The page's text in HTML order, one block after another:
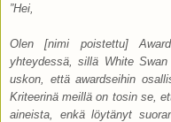
”Hei,
Olen [nimi poistettu]
yhteydessä, sillä White
uskon, että awardseihin
Kriteerinä meillä on tosin se,
aineista, enkä löytänyt